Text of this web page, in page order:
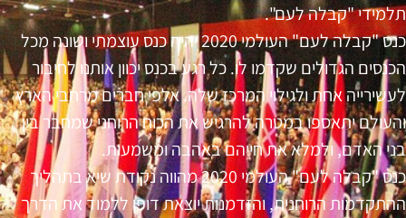
תלמידי "קבלה לעם".
כנס "קבלה לעם" העולמי 2020 יהיה כנס עוצמתי ושונה מכל
הכנסים הגדולים שקדמו לו. כל רגע בכנס יכוון אותנו לחיבור
לעשירייה אחת ולגילוי המרכז שלה. אלפי חברים מרחבי הארץ
והעולם יתאספו במטרה להרגיש את הכוח הרוחני שמחבר בין
בני האדם, ולמלא את חייהם באהבה ומשמעות.
כנס "קבלה לעם" העולמי 2020 מהווה נקודת שיא בתהליך
ההתקדמות הרוחנית, והזדמנות יוצאת דופן ללמוד את הדרך